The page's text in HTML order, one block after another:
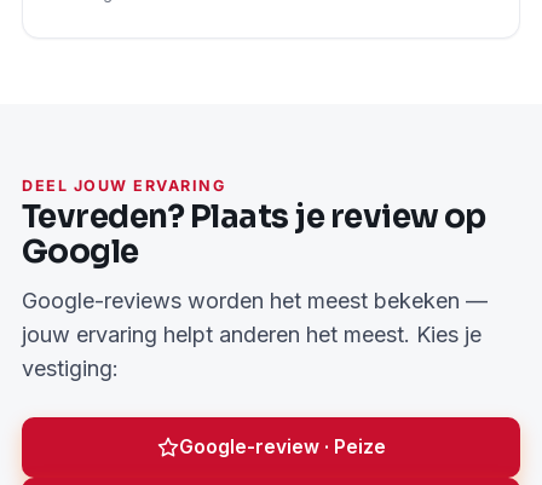
DEEL JOUW ERVARING
Tevreden? Plaats je review op
Google
Google-reviews worden het meest bekeken —
jouw ervaring helpt anderen het meest. Kies je
vestiging:
Google-review · Peize